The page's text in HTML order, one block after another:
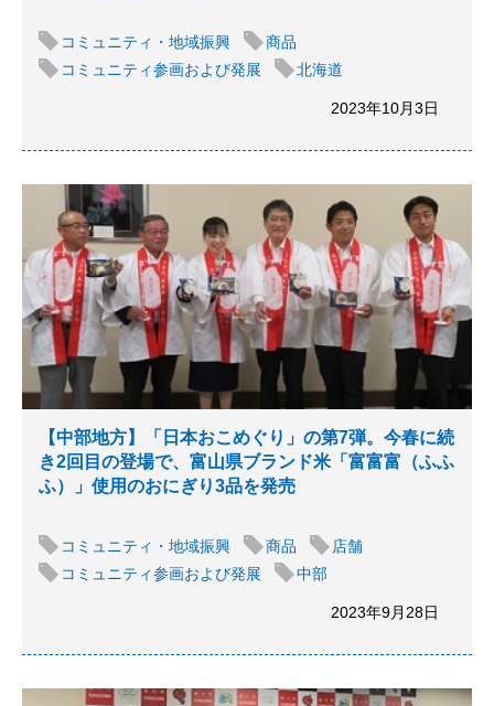
コミュニティ・地域振興
商品
コミュニティ参画および発展
北海道
2023年10月3日
【中部地方】「日本おこめぐり」の第7弾。今春に続
き2回目の登場で、富山県ブランド米「富富富（ふふ
ふ）」使用のおにぎり3品を発売
コミュニティ・地域振興 商品
店舗
コミュニティ参画および発展
中部
2023年9月28日